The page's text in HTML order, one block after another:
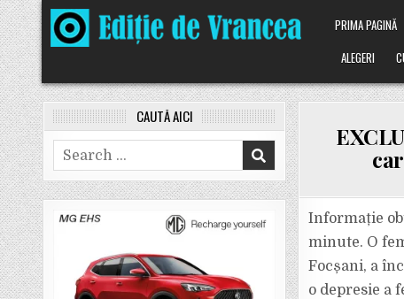
Skip
to
content
PRIMA PAGINĂ
ALEGERI
Informație
minute. O
Focșani, a
o depresie a
CAUTĂ AICI
Search
for: